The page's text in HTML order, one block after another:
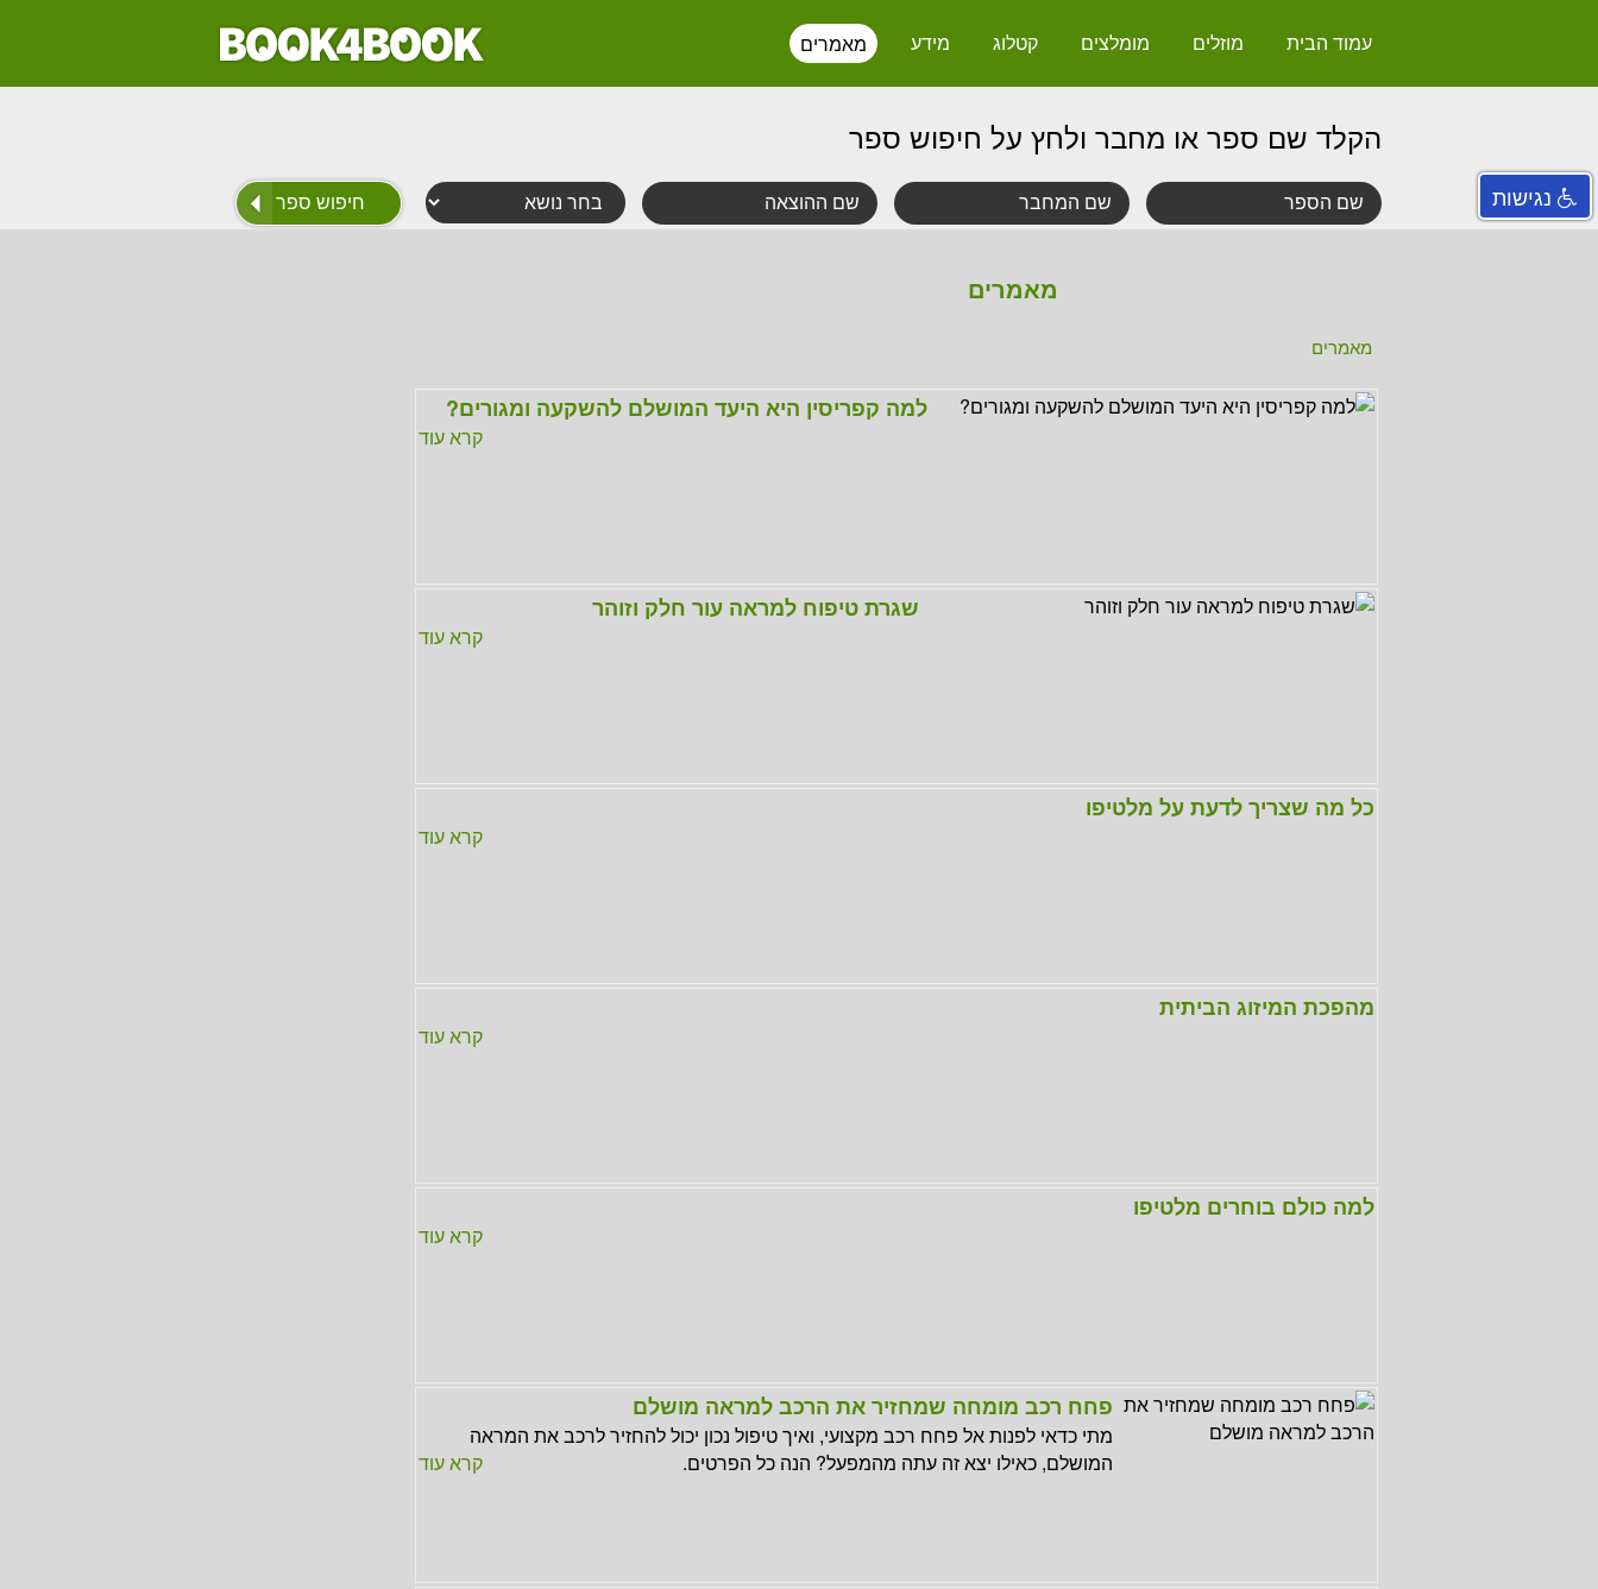
עמוד הבית מוזלים מומלצים קטלוג מידע מאמרים
הקלד שם ספר או מחבר ולחץ על חיפוש ספר
מאמרים
מאמרים
למה קפריסין היא היעד המושלם להשקעה ומגורים?
קרא עוד
שגרת טיפוח למראה עור חלק וזוהר
קרא עוד
כל מה שצריך לדעת על מלטיפו
קרא עוד
מהפכת המיזוג הביתית
קרא עוד
למה כולם בוחרים מלטיפו
קרא עוד
פחח רכב מומחה שמחזיר את הרכב למראה מושלם
מתי כדאי לפנות אל פחח רכב מקצועי, ואיך טיפול נכון יכול להחזיר לרכב את המראה
המושלם, כאילו יצא זה עתה מהמפעל? הנה כל הפרטים.
קרא עוד
נגישות